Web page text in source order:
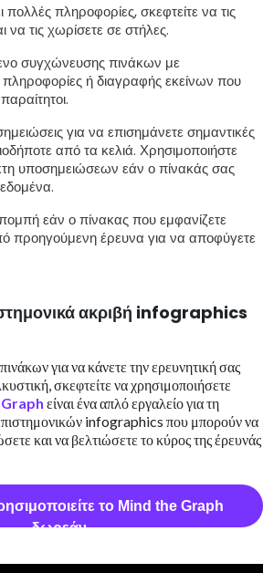
πληροφορίες, σκεφτείτε να τις
να τις χωρίσετε σε στήλες.
συγχώνευσης πινάκων με
ή διαγραφής εκείνων που
για να επισημάνετε σημαντικές
από τα κελιά. Χρησιμοποιήστε
υποσημειώσεων εάν ο πίνακάς σας
εάν ο πίνακας που εμφανίζετε
προηγούμενη έρευνα για να αποφύγετε
ακριβή infographics
για να κάνετε την ερευνητική σας
σκεφτείτε να χρησιμοποιήσετε
είναι ένα απλό εργαλείο για τη
infographics που μπορούν να
και να βελτιώσετε το κύρος της έρευνάς
το Mind the Graph
δωρεάν